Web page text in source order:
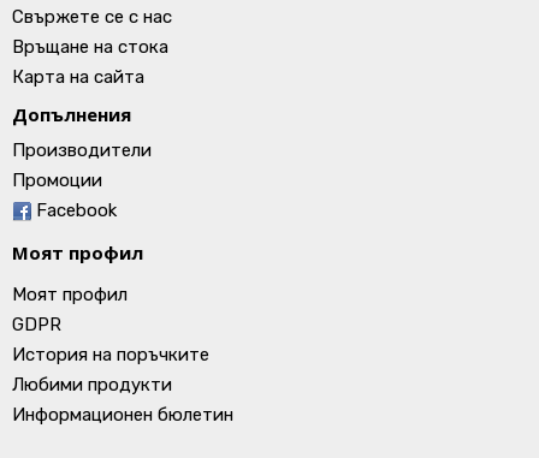
Свържете се с нас
Връщане на стока
Карта на сайта
Допълнения
Производители
Промоции
Facebook
Моят профил
Моят профил
GDPR
История на поръчките
Любими продукти
Информационен бюлетин